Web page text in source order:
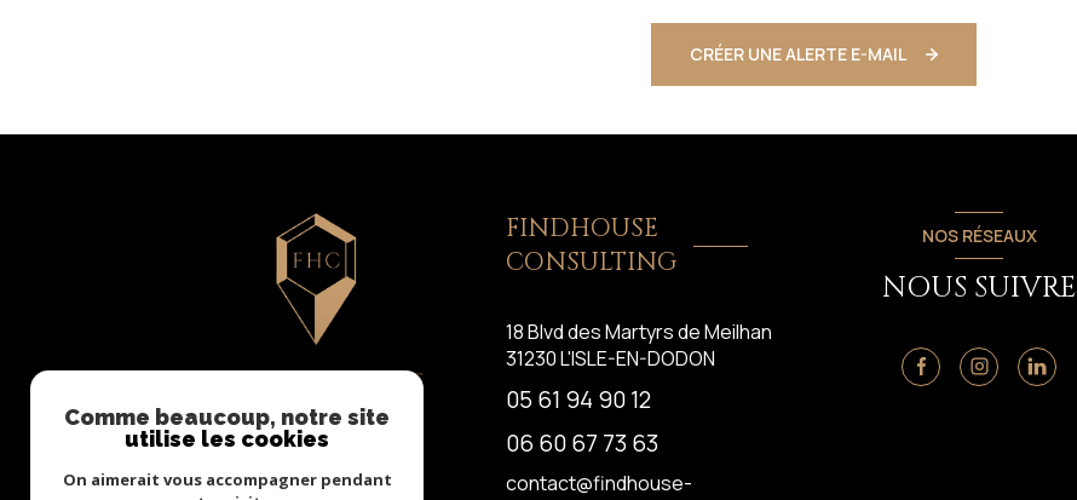
CRÉER UNE ALERTE E-MAIL
FINDHOUSE
CONSULTING
18 Blvd des Martyrs de Meilhan
31230L'ISLE-EN-DODON
05 61 94 90 12
06 60 67 73 63
contact@findhouse-
NOS RÉSEAUX
NOUS SUIVRE
Comme beaucoup, notre site
utilise les cookies
On aimerait vous accompagner pendant